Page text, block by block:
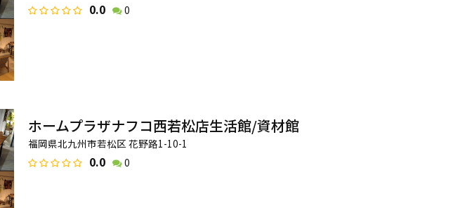
0.0 0
ホームプラザナフコ西若松店生活館/資材館
福岡県北九州市若松区 花野路1-10-1
0.0 0